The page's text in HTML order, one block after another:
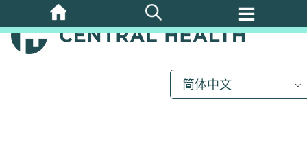
至
主
简体中文